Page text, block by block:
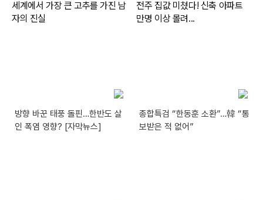
방향 바꾼 태풍 돌핀…한반도 살
인 폭염 영향? [자막뉴스]
종합특검 “한동훈 소환”…韓 “통
보받은 적 없어”